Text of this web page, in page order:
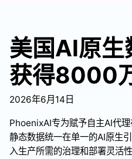
美国AI原
获得8000
2026年6月14日
PhoenixAI专为赋予自主AI代
静态数据统一在单一的AI原生
入生产所需的治理和部署灵活